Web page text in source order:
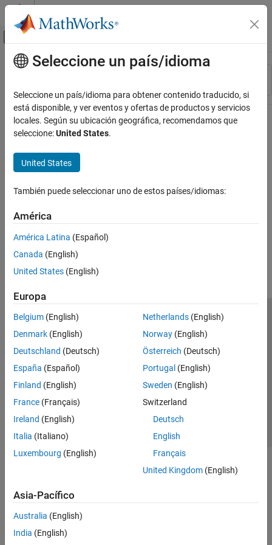
Saltar al contenido
Mostrar/ocultar menú de navegación
Recurso
Contenido principal
Seleccione un país/idioma
Seleccione un país/idioma para obtener contenido traducido, si
está disponible, y ver eventos y ofertas de productos y servicios
locales. Según su ubicación geográfica, recomendamos que
seleccione:United States.
United States
También puede seleccionar uno de estos países/idiomas:
América
América Latina (Español)
Canada (English)
United States (English)
Europa
Belgium (English)
Denmark (English)
Deutschland (Deutsch)
España (Español)
Finland (English)
France (Français)
Ireland (English)
Italia (Italiano)
Luxembourg (English)
Netherlands(English)
Norway(English)
Österreich (Deutsch)
Portugal (English)
Sweden (English)
Switzerland
Deutsch
English
Français
United Kingdom(English)
Asia-Pacífico
Australia (English)
India (English)
Centro de confianza
Marcas comerciales
Política de privacidad
Antipiratería
Estado de las aplicaciones
Información de contacto
© 1994-2026 The MathWorks, Inc.
Seleccione un país/